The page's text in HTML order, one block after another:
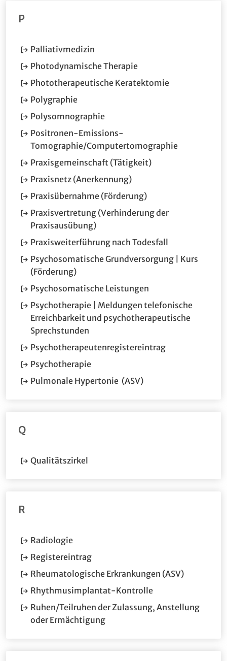
P
Palliativmedizin
Photodynamische Therapie(Öffnet im neuen
Phototherapeutische Keratektomie(Öffnet im
Polygraphie(Öffnet im neuen Fenster.)
Polysomnographie(Öffnet im neuen Fenster.)
Positronen-Emissions-
Tomographie/Computertomographie(Öffnet im
Praxisgemeinschaft (Tätigkeit)
Praxisnetz (Anerkennung)(Öffnet im neuen
Praxisübernahme (Förderung)
Praxisvertretung (Verhinderung der
Praxisausübung)(Öffnet im neuen Fenster.)
Praxisweiterführung nach Todesfall
Psychosomatische Grundversorgung | Kurs
(Förderung)
Psychosomatische Leistungen
Psychotherapie | Meldungen telefonische
Erreichbarkeit und psychotherapeutische
Sprechstunden
Psychotherapeutenregistereintrag(Öffnet im
Psychotherapie(Öffnet im neuen Fenster.)
Pulmonale Hypertonie (ASV)(Öffnet im neuen
Q
Qualitätszirkel
R
Radiologie(Öffnet im neuen Fenster.)
Registereintrag(Öffnet im neuen Fenster.)
Rheumatologische Erkrankungen (ASV)(Öffnet im
Rhythmusimplantat-Kontrolle(Öffnet im neuen
Ruhen/Teilruhen der Zulassung, Anstellung
oder Ermächtigung(Öffnet im neuen Fenster.)